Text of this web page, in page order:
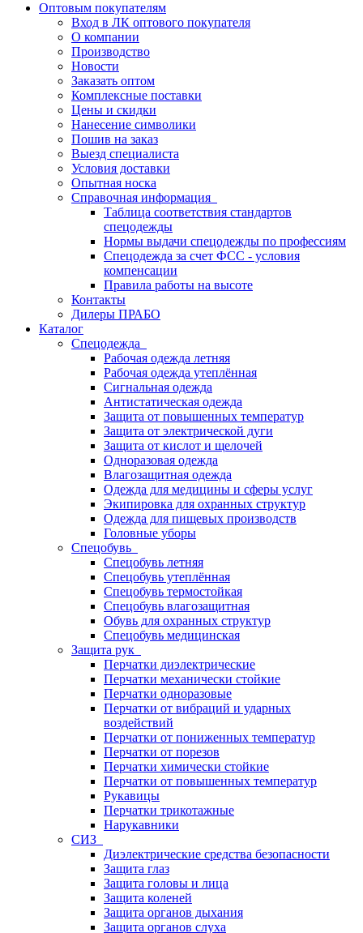
Оптовым покупателям
Вход в ЛК оптового покупателя
О компании
Производство
Новости
Заказать оптом
Комплексные поставки
Цены и скидки
Нанесение символики
Пошив на заказ
Выезд специалиста
Условия доставки
Опытная носка
Справочная информация
Таблица соответствия стандартов
спецодежды
Нормы выдачи спецодежды по профессиям
Спецодежда за счет ФСС - условия
компенсации
Правила работы на высоте
Контакты
Дилеры ПРАБО
Каталог
Спецодежда
Рабочая одежда летняя
Рабочая одежда утеплённая
Сигнальная одежда
Антистатическая одежда
Защита от повышенных температур
Защита от электрической дуги
Защита от кислот и щелочей
Одноразовая одежда
Влагозащитная одежда
Одежда для медицины и сферы услуг
Экипировка для охранных структур
Одежда для пищевых производств
Головные уборы
Спецобувь
Спецобувь летняя
Спецобувь утеплённая
Спецобувь термостойкая
Спецобувь влагозащитная
Обувь для охранных структур
Спецобувь медицинская
Защита рук
Перчатки диэлектрические
Перчатки механически стойкие
Перчатки одноразовые
Перчатки от вибраций и ударных
воздействий
Перчатки от пониженных температур
Перчатки от порезов
Перчатки химически стойкие
Перчатки от повышенных температур
Рукавицы
Перчатки трикотажные
Нарукавники
СИЗ
Диэлектрические средства безопасности
Защита глаз
Защита головы и лица
Защита коленей
Защита органов дыхания
Защита органов слуха